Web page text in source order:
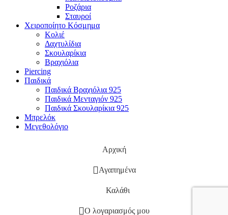
Ροζάρια
Σταυροί
Χειροποίητο Κόσμημα
Κολιέ
Δαχτυλίδια
Σκουλαρίκια
Βραχιόλια
Piercing
Παιδικά
Παιδικά Βραχιόλια 925
Παιδικά Μενταγιόν 925
Παιδικά Σκουλαρίκια 925
Μπρελόκ
Μεγεθολόγιο
Αρχική
Αγαπημένα
Καλάθι
Ο λογαριασμός μου